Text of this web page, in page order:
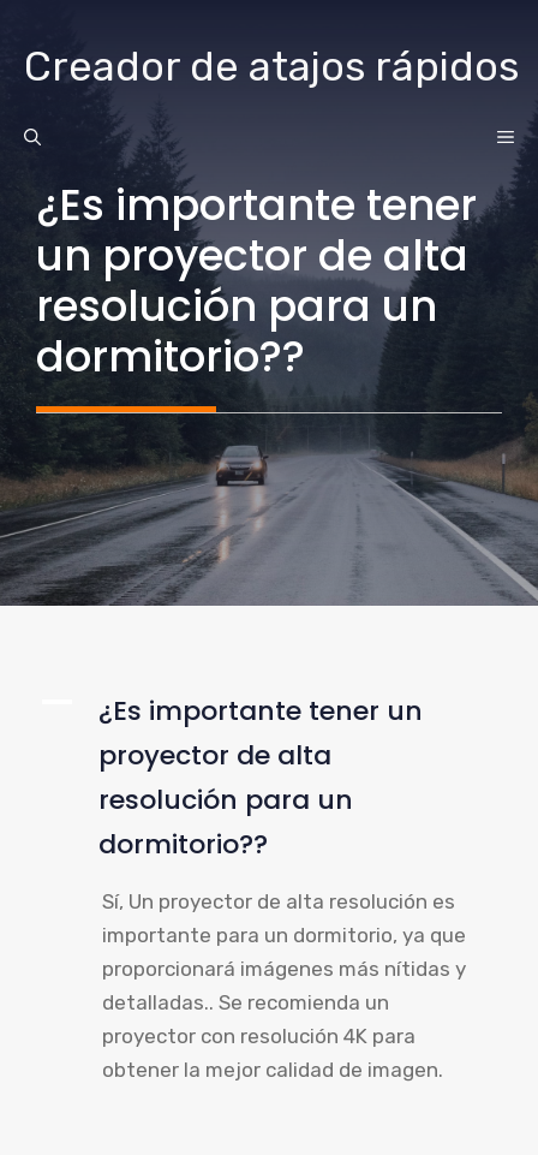
contenido
Creador de atajos rápidos
¿Es importante tener
un proyector de alta
resolución para un
dormitorio??
¿Es importante tener un
proyector de alta
resolución para un
dormitorio??
Sí, Un proyector de alta resolución es
importante para un dormitorio, ya que
proporcionará imágenes más nítidas y
detalladas.. Se recomienda un
proyector con resolución 4K para
obtener la mejor calidad de imagen.